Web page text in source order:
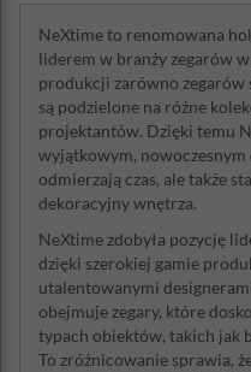
NeXtime to renomowana
liderem w branży zegarów
produkcji zarówno zegarów
są podzielone na różne
projektantów. Dzięki temu
wyjątkowym,
odmierzają czas, ale także
dekoracyjny wnętrza.
NeXtime zdobyła pozycję
dzięki szerokiej gamie
utalentowanymi
obejmuje zegary, które
typach obiektów, takich jak
To zróżnicowanie sprawia,